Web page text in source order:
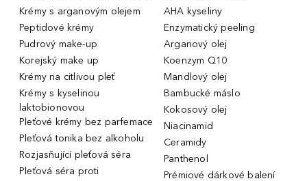
Krémy s arganovým olejem
Peptidové krémy
Pudrový make-up
Korejský make up
Krémy na citlivou pleť
Krémy s kyselinou
laktobionovou
Pleťové krémy bez parfemace
Pleťová tonika bez alkoholu
Rozjasňující pleťová séra
Pleťová séra proti
AHA kyseliny
Enzymatický peeling
Arganový olej
Koenzym Q10
Mandlový olej
Bambucké máslo
Kokosový olej
Niacinamid
Ceramidy
Panthenol
Prémiové dárkové balení